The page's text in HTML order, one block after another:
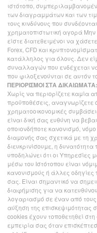
ιστότοπο,
των διαγραμμάτων και των
τους κινδύνους που
χρηματοπιστωτική αγορά
είστε διατεθειμένοι να
Forex, CFD και
κατάλληλος για όλους. Δεν
συναλλαγών που ενδέχεται
που φιλοξενούνται σε αυτόν
ΠΕΡΙΟΡΙΣΜΟΙ ΣΤΑ ΔΙΚΑΙΩΜΑΤΑ:
Χωρίς να περιορίζετε καμία
προϋποθέσεις, αναγνωρίζετε
χρηματοοικονομικές
είναι δική σας ευθύνη να
οποιονδήποτε κανονισμό,
διαμονής σας σχετικά με τη
διευκρινίσουμε, η
υποδηλώνει ότι οι Υπηρεσίες
μέσω του Ιστότοπου είναι
κανονισμούς ή άλλες οδηγίες
σας. Είναι σημαντικό να
διαφήμισης για να
λογαριασμό σε έναν από τους
αύξηση της επισκεψιμότητας
cookies έχουν τοποθετηθεί
εμπειρία σας όταν